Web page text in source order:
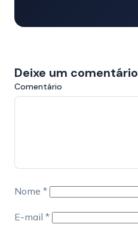
Deixe um comentário
Comentário
Nome *
E-mail *